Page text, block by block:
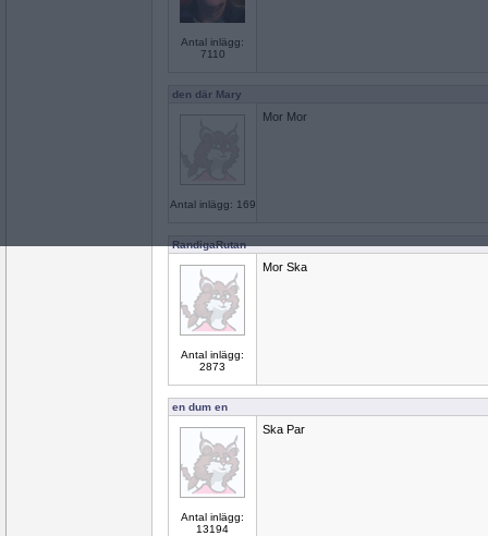
Antal inlägg:
7110
den där Mary
Antal inlägg: 169
Mor Mor
RandigaRutan
Antal inlägg:
2873
Mor Ska
en dum en
Antal inlägg:
13194
Ska Par